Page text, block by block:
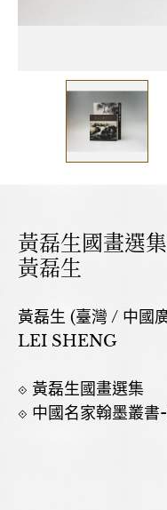
黃磊生國畫選
黃磊生
黃磊生 (臺灣 / 中國
LEI SHENG
⟐ 黃磊生國畫選集
⟐ 中國名家翰墨叢書